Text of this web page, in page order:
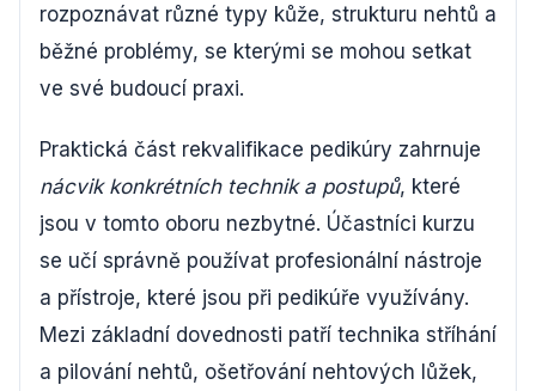
rozpoznávat různé typy kůže, strukturu nehtů a
běžné problémy, se kterými se mohou setkat
ve své budoucí praxi.
Praktická část rekvalifikace pedikúry zahrnuje
nácvik konkrétních technik a postupů, které
jsou v tomto oboru nezbytné. Účastníci kurzu
se učí správně používat profesionální nástroje
a přístroje, které jsou při pedikúře využívány.
Mezi základní dovednosti patří technika stříhání
a pilování nehtů, ošetřování nehtových lůžek,